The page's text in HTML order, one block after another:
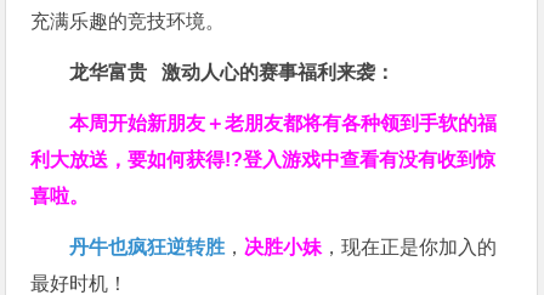
充满乐趣的竞技环境。
龙华富贵 激动人心的赛事福利来袭：
本周开始新朋友＋老朋友都将有各种领到手软的福
利大放送，要如何获得!?登入游戏中查看有没有收到惊
喜啦。
丹牛也疯狂逆转胜 ， 决胜小妹 ，现在正是你加入的
最好时机！